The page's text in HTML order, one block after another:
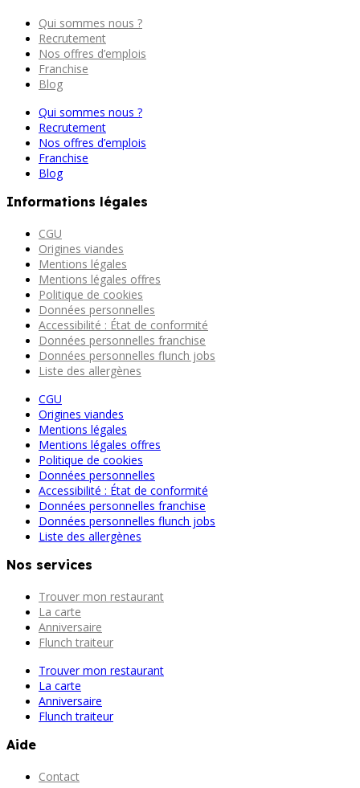
Qui sommes nous ?
Recrutement
Nos offres d’emplois
Franchise
Blog
Qui sommes nous ?
Recrutement
Nos offres d’emplois
Franchise
Blog
Informations légales
CGU
Origines viandes
Mentions légales
Mentions légales offres
Politique de cookies
Données personnelles
Accessibilité : État de conformité
Données personnelles franchise
Données personnelles flunch jobs
Liste des allergènes
CGU
Origines viandes
Mentions légales
Mentions légales offres
Politique de cookies
Données personnelles
Accessibilité : État de conformité
Données personnelles franchise
Données personnelles flunch jobs
Liste des allergènes
Nos services
Trouver mon restaurant
La carte
Anniversaire
Flunch traiteur
Trouver mon restaurant
La carte
Anniversaire
Flunch traiteur
Aide
Contact